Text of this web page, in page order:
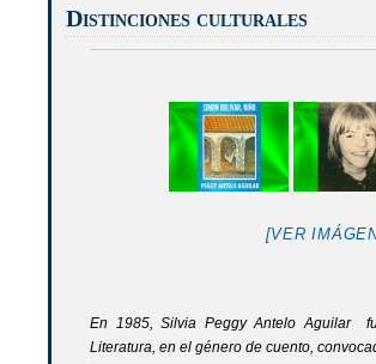
Distinciones culturales
[VER
En 1985, Silvia Peggy Antelo Aguilar
Literatura, en el género de cuento,